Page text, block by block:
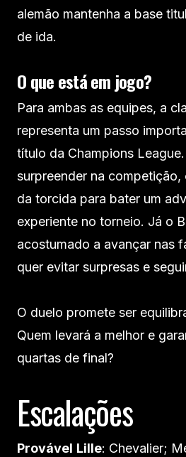
alemão mantenha a base
de ida.
O que está em jogo?
Para ambas as equipes, a
representa um passo
título da Champions
surpreender na
da torcida para bater um
experiente no torneio. Já o
acostumado a avançar nas
quer evitar surpresas e
O duelo promete ser
Quem levará a melhor e
quartas de final?
Escalações
Provável Lille: Chevalier;